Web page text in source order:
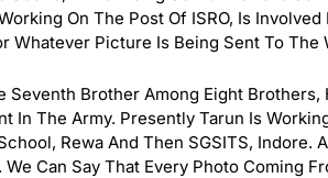
On The Post Of ISRO, Is
Whatever Picture Is Being Sent To The
Brother Among Eight
The Army. Presently Tarun Is
Rewa And Then SGSITS,
Can Say That Every Photo Coming